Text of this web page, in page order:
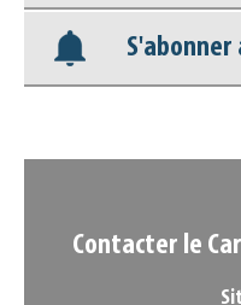
Nos veilles
Contacter le